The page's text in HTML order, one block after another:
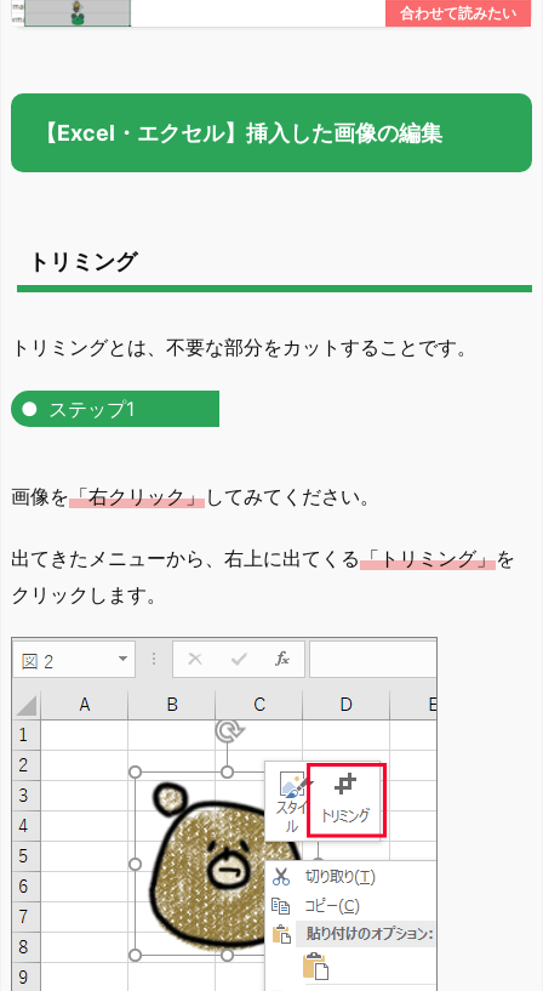
【Excel・エクセル】挿入した画像の編集
トリミング
トリミングとは、不要な部分をカットすることです。
ステップ1
画像を「右クリック」してみてください。
出てきたメニューから、右上に出てくる「トリミング」を
クリックします。